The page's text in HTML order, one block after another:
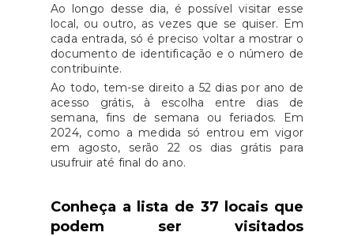
Ao longo desse dia, é possível visitar esse
local, ou outro, as vezes que se quiser. Em
cada entrada, só é preciso voltar a mostrar o
documento de identificação e o número de
contribuinte.
Ao todo, tem-se direito a 52 dias por ano de
acesso grátis, à escolha entre dias de
semana, fins de semana ou feriados. Em
2024, como a medida só entrou em vigor
em agosto, serão 22 os dias grátis para
usufruir até final do ano.
Conheça a lista de 37 locais que
podem ser visitados